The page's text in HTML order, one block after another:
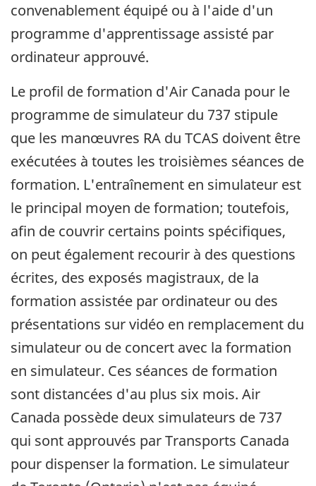
convenablement équipé ou à l'aide d'un
programme d'apprentissage assisté par
ordinateur approuvé.
Le profil de formation d'Air Canada pour le
programme de simulateur du 737 stipule
que les manœuvres RA du TCAS doivent être
exécutées à toutes les troisièmes séances de
formation. L'entraînement en simulateur est
le principal moyen de formation; toutefois,
afin de couvrir certains points spécifiques,
on peut également recourir à des questions
écrites, des exposés magistraux, de la
formation assistée par ordinateur ou des
présentations sur vidéo en remplacement du
simulateur ou de concert avec la formation
en simulateur. Ces séances de formation
sont distancées d'au plus six mois. Air
Canada possède deux simulateurs de 737
qui sont approuvés par Transports Canada
pour dispenser la formation. Le simulateur